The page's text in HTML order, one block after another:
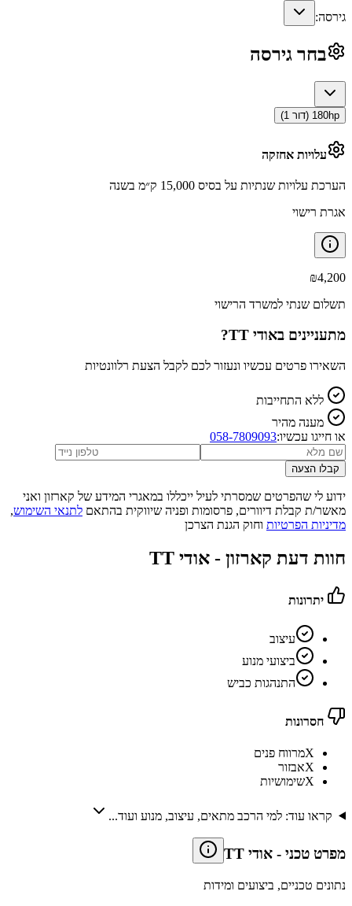
גירסה:
בחר גירסה
180hp (דור 1)
עלויות אחזקה
הערכת עלויות שנתיות על בסיס 15,000 ק״מ בשנה
אגרת רישוי
₪4,200
תשלום שנתי למשרד הרישוי
מתעניינים באודי TT ?
השאירו פרטים עכשיו ונעזור לכם לקבל הצעת רלוונטיות
ללא התחייבות
מענה מהיר
או חייגו עכשיו:058-7809093
קבלו הצעה
ידוע לי שהפרטים שמסרתי לעיל ייכללו במאגרי המידע של קארזון ואני
מאשר/ת קבלת דיוורים, פרסומות ופניה שיווקית בהתאם לתנאי השימוש,
מדיניות הפרטיות וחוק הגנת הצרכן
חוות דעת קארזון - אודי TT
יתרונות
עיצוב
ביצועי מנוע
התנהגות כביש
חסרונות
Xמרווח פנים
Xאבזור
Xשימושיות
קראו עוד: למי הרכב מתאים, עיצוב, מנוע ועוד...
מפרט טכני - אודי TT
נתונים טכניים, ביצועים ומידות